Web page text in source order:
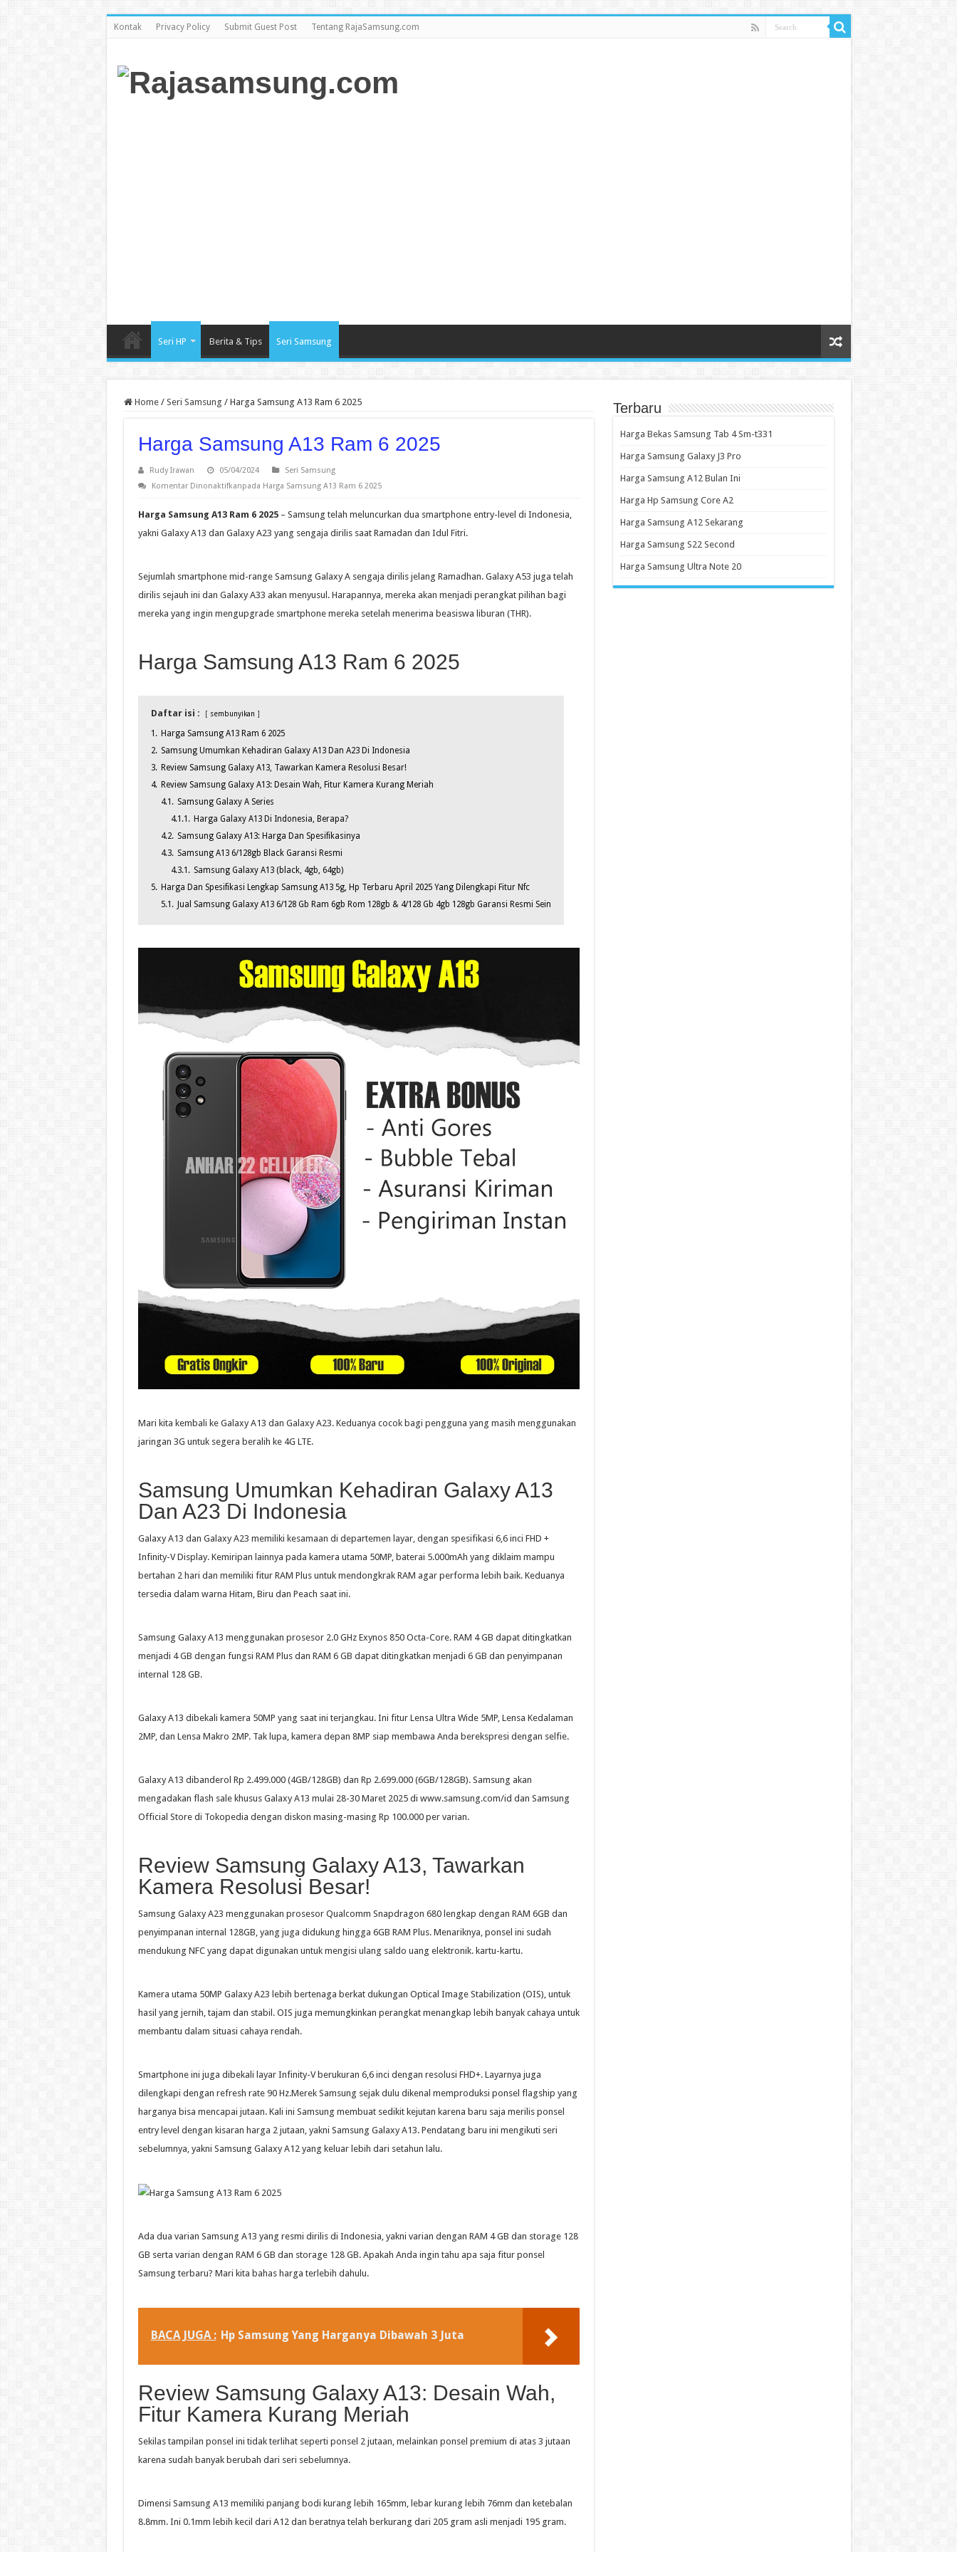
Kontak Privacy Policy Submit Guest Post Tentang RajaSamsung.com
Seri HP Berita & Tips Seri Samsung
Home / Seri Samsung / Harga Samsung A13 Ram 6 2025
Harga Samsung A13 Ram 6 2025
Rudy Irawan 05/04/2024
Seri Samsung
Komentar Dinonaktifkanpada Harga Samsung A13 Ram 6 2025
Harga Samsung A13 Ram 6 2025– Samsung telah meluncurkan dua smartphone entry-level di Indonesia,
yakni Galaxy A13 dan Galaxy A23 yang sengaja dirilis saat Ramadan dan Idul Fitri.
Sejumlah smartphone mid-range Samsung Galaxy A sengaja dirilis jelang Ramadhan. Galaxy A53 juga telah
dirilis sejauh ini dan Galaxy A33 akan menyusul. Harapannya, mereka akan menjadi perangkat pilihan bagi
mereka yang ingin mengupgrade smartphone mereka setelah menerima beasiswa liburan (THR).
Harga Samsung A13 Ram 6 2025
Daftar isi : sembunyikan
1. Harga Samsung A13 Ram 6 2025
2. Samsung Umumkan Kehadiran Galaxy A13 Dan A23 Di Indonesia
3. Review Samsung Galaxy A13, Tawarkan Kamera Resolusi Besar!
4. Review Samsung Galaxy A13: Desain Wah, Fitur Kamera Kurang Meriah
4.1. Samsung Galaxy A Series
4.1.1. Harga Galaxy A13 Di Indonesia, Berapa?
4.2. Samsung Galaxy A13: Harga Dan Spesifikasinya
4.3. Samsung A13 6/128gb Black Garansi Resmi
4.3.1. Samsung Galaxy A13 (black, 4gb, 64gb)
5. Harga Dan Spesifikasi Lengkap Samsung A13 5g, Hp Terbaru April 2025 Yang Dilengkapi Fitur Nfc
5.1.
Jual Samsung Galaxy A13 6/128 Gb Ram 6gb Rom 128gb & 4/128 Gb 4gb 128gb Garansi Resmi Sein
Mari kita kembali ke Galaxy A13 dan Galaxy A23. Keduanya cocok bagi pengguna yang masih menggunakan
jaringan 3G untuk segera beralih ke 4G LTE.
Samsung Umumkan Kehadiran Galaxy A13
Dan A23 Di Indonesia
Galaxy A13 dan Galaxy A23 memiliki kesamaan di departemen layar, dengan spesifikasi 6,6 inci FHD +
Infinity-V Display. Kemiripan lainnya pada kamera utama 50MP, baterai 5.000mAh yang diklaim mampu
bertahan 2 hari dan memiliki fitur RAM Plus untuk mendongkrak RAM agar performa lebih baik. Keduanya
tersedia dalam warna Hitam, Biru dan Peach saat ini.
Samsung Galaxy A13 menggunakan prosesor 2.0 GHz Exynos 850 Octa-Core. RAM 4 GB dapat ditingkatkan
menjadi 4 GB dengan fungsi RAM Plus dan RAM 6 GB dapat ditingkatkan menjadi 6 GB dan penyimpanan
internal 128 GB.
Galaxy A13 dibekali kamera 50MP yang saat ini terjangkau. Ini fitur Lensa Ultra Wide 5MP, Lensa Kedalaman
2MP, dan Lensa Makro 2MP. Tak lupa, kamera depan 8MP siap membawa Anda berekspresi dengan selfie.
Galaxy A13 dibanderol Rp 2.499.000 (4GB/128GB) dan Rp 2.699.000 (6GB/128GB). Samsung akan
mengadakan flash sale khusus Galaxy A13 mulai 28-30 Maret 2025 di www.samsung.com/id dan Samsung
Official Store di Tokopedia dengan diskon masing-masing Rp 100.000 per varian.
Review Samsung Galaxy A13, Tawarkan
Kamera Resolusi Besar!
Samsung Galaxy A23 menggunakan prosesor Qualcomm Snapdragon 680 lengkap dengan RAM 6GB dan
penyimpanan internal 128GB, yang juga didukung hingga 6GB RAM Plus. Menariknya, ponsel ini sudah
mendukung NFC yang dapat digunakan untuk mengisi ulang saldo uang elektronik. kartu-kartu.
Kamera utama 50MP Galaxy A23 lebih bertenaga berkat dukungan Optical Image Stabilization (OIS), untuk
hasil yang jernih, tajam dan stabil. OIS juga memungkinkan perangkat menangkap lebih banyak cahaya untuk
membantu dalam situasi cahaya rendah.
Smartphone ini juga dibekali layar Infinity-V berukuran 6,6 inci dengan resolusi FHD+. Layarnya juga
dilengkapi dengan refresh rate 90 Hz.Merek Samsung sejak dulu dikenal memproduksi ponsel flagship yang
harganya bisa mencapai jutaan. Kali ini Samsung membuat sedikit kejutan karena baru saja merilis ponsel
entry level dengan kisaran harga 2 jutaan, yakni Samsung Galaxy A13. Pendatang baru ini mengikuti seri
sebelumnya, yakni Samsung Galaxy A12 yang keluar lebih dari setahun lalu.
Ada dua varian Samsung A13 yang resmi dirilis di Indonesia, yakni varian dengan RAM 4 GB dan storage 128
GB serta varian dengan RAM 6 GB dan storage 128 GB. Apakah Anda ingin tahu apa saja fitur ponsel
Samsung terbaru? Mari kita bahas harga terlebih dahulu.
BACA JUGA : Hp Samsung Yang Harganya Dibawah 3 Juta
Review Samsung Galaxy A13: Desain Wah,
Fitur Kamera Kurang Meriah
Sekilas tampilan ponsel ini tidak terlihat seperti ponsel 2 jutaan, melainkan ponsel premium di atas 3 jutaan
karena sudah banyak berubah dari seri sebelumnya.
Dimensi Samsung A13 memiliki panjang bodi kurang lebih 165mm, lebar kurang lebih 76mm dan ketebalan
8.8mm. Ini 0.1mm lebih kecil dari A12 dan beratnya telah berkurang dari 205 gram asli menjadi 195 gram.
Terbaru
Harga Bekas Samsung Tab 4 Sm-t331
Harga Samsung Galaxy J3 Pro
Harga Samsung A12 Bulan Ini
Harga Hp Samsung Core A2
Harga Samsung A12 Sekarang
Harga Samsung S22 Second
Harga Samsung Ultra Note 20